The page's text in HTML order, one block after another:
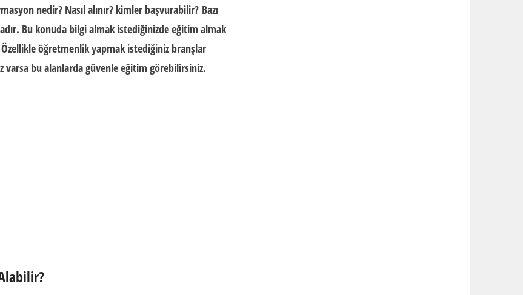
nedir? Nasıl alınır? kimler başvurabilir? Bazı
Bu konuda bilgi almak istediğinizde eğitim almak
öğretmenlik yapmak istediğiniz branşlar
varsa bu alanlarda güvenle eğitim görebilirsiniz.